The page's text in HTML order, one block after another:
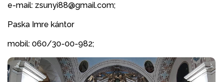
e-mail: zsunyi88@gmail.com;
Paska Imre kántor
mobil: 060/30-00-982;